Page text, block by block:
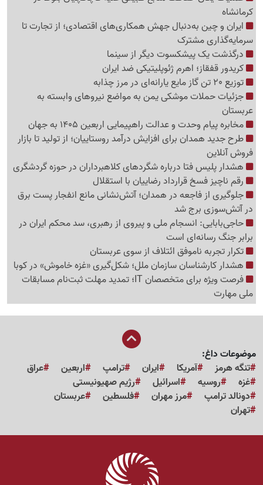
کرمانشاه
ایران و چین به‌دنبال جهش همکاری‌های اقتصادی؛ از تجارت تا
سرمایه‌گذاری مشترک
درگذشت یک پیشکسوت دیگر از سینما
کریدور قفقاز؛ اهرم ژئوپلیتیکی ضد ایران
توزیع 20 تن گاز مایع یارانه‌ای در مرز چذابه
جزئیات حملات موشکی یمن به مواضع نیروهای وابسته به
عربستان
مخابره پیام وحدت و عدالت راهپیمایی اربعین 1405 به جهان
طرح جدید همدان برای افزایش درآمد روستاییان؛ از تولید تا بازار
فروش آنلاین
هشدار پلیس فتا درباره شگردهای کلاهبرداران در حوزه گردشگری
رقم ناچیز فسخ قرارداد رضاییان با استقلال
جلوگیری از فاجعه در همدان؛ آتش‌نشانی مانع انفجار پست برق
در آتش‌سوزی برج شد
حاجی‌بابایی: انسجام ملی و پیروی از رهبری، سد محکم ایران در
برابر جنگ رسانه‌ای است
تکرار تجربه ناموفق ائتلاف از سوی عربستان
هشدار کارشناسان سازمان ملل؛ شکل‌گیری «غزه‌ خاموش» در کوبا
فرصت ویژه برای متخصصان IT؛ تمدید مهلت ثبت‌نام مسابقات
ملی مهارت
موضوعات داغ:
تنگه هرمز
آمریکا ایران ترامپ اربعین
عراق
غزه
روسیه اسرائیل
رژیم صهیونیستی
دونالد ترامپ
مرز مهران فلسطین
عربستان
تهران